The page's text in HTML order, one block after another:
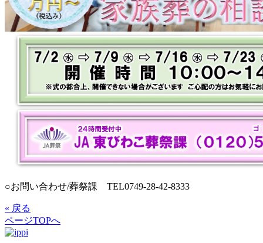
○お問い合わせ/葬祭課 TEL0749-28-42-8333
« 戻る
ページTOPへ